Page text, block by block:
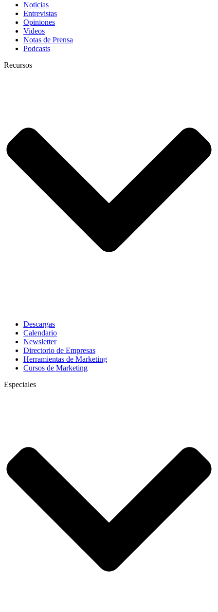
Noticias
Entrevistas
Opiniones
Videos
Notas de Prensa
Podcasts
Recursos
Descargas
Calendario
Newsletter
Directorio de Empresas
Herramientas de Marketing
Cursos de Marketing
Especiales